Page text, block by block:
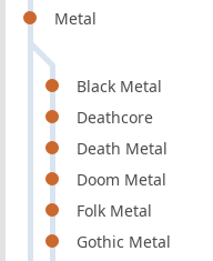
Metal
Black Metal
Deathcore
Death Metal
Doom Metal
Folk Metal
Gothic Metal